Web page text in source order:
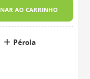
AO CARRINHO
Pérola